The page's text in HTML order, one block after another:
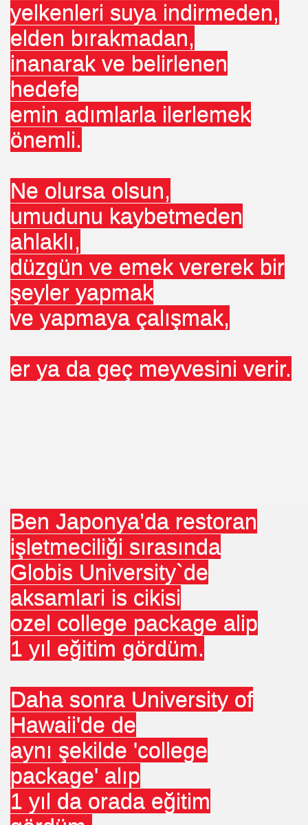
yelkenleri suya indirmeden,
elden bırakmadan,
inanarak ve belirlenen
hedefe
emin adımlarla ilerlemek
önemli.
Ne olursa olsun,
umudunu kaybetmeden
ahlaklı,
düzgün ve emek vererek bir
şeyler yapmak
ve yapmaya çalışmak,
er ya da geç meyvesini verir.
Ben Japonya’da restoran
işletmeciliği sırasında
Globis University`de
aksamlari is cikisi
ozel college package alip
1 yıl eğitim gördüm.
Daha sonra University of
Hawaii'de de
aynı şekilde 'college
package' alıp
1 yıl da orada eğitim
Ediyor